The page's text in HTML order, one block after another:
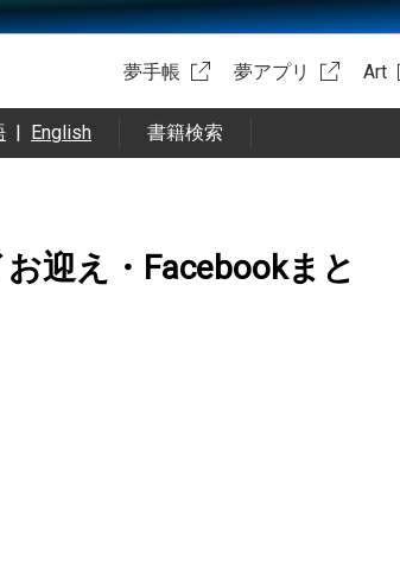
夢手帳 夢アプリ Art
| English 書籍検索
迎え・Facebookまと